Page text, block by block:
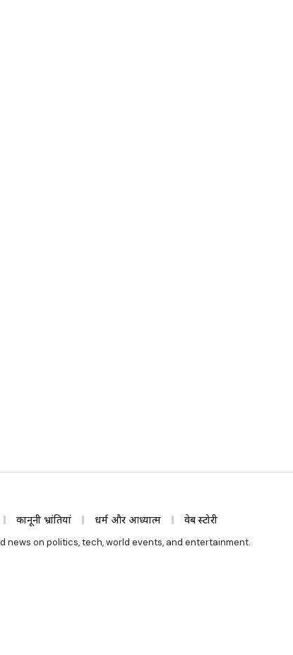
कानूनी भ्रांतियां धर्म और आध्यात्म वेब स्टोरी
on politics, tech, world events, and entertainment.